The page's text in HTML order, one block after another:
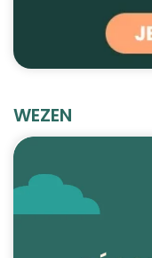
WEZEN